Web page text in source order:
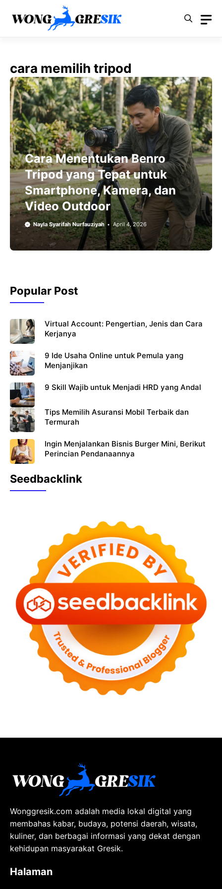
cara memilih tripod
Cara Menentukan Benro
Tripod yang Tepat untuk
Smartphone, Kamera, dan
Video Outdoor
Nayla Syarifah Nurfauziyah April 4, 2026
Popular Post
Virtual Account: Pengertian, Jenis dan Cara
Kerjanya
9 Ide Usaha Online untuk Pemula yang
Menjanjikan
9 Skill Wajib untuk Menjadi HRD yang Andal
Tips Memilih Asuransi Mobil Terbaik dan
Termurah
Ingin Menjalankan Bisnis Burger Mini, Berikut
Perincian Pendanaannya
Seedbacklink
Wonggresik.com adalah media lokal digital yang
membahas kabar, budaya, potensi daerah, wisata,
kuliner, dan berbagai informasi yang dekat dengan
kehidupan masyarakat Gresik.
Halaman